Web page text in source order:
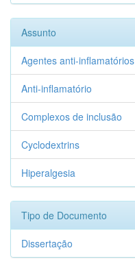
Assunto
Agentes anti-inflamatórios
Anti-inflamatório
Complexos de inclusão
Cyclodextrins
Hiperalgesia
Tipo de Documento
Dissertação